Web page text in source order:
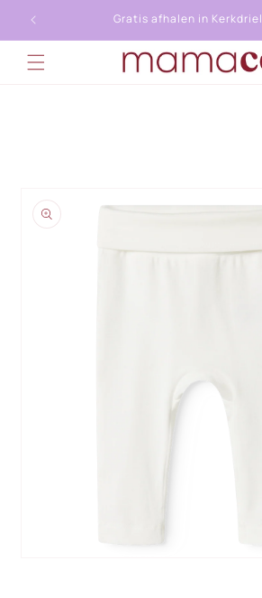
naar de
content
Gratis afhalen in Kerkdriel